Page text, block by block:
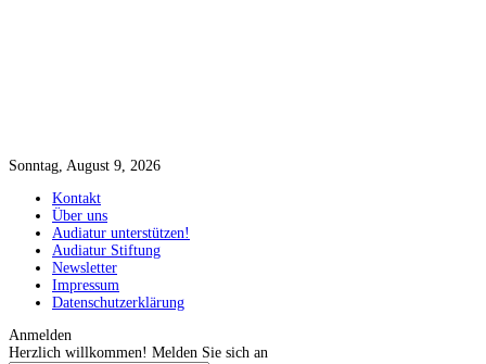
Sonntag, August 9, 2026
Kontakt
Über uns
Audiatur unterstützen!
Audiatur Stiftung
Newsletter
Impressum
Datenschutzerklärung
Anmelden
Herzlich willkommen! Melden Sie sich an